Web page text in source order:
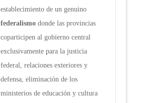
establecimiento de un genuino
federalismo donde las provincias
coparticipen al gobierno central
exclusivamente para la justicia
federal, relaciones exteriores y
defensa, eliminación de los
ministerios de educación y cultura